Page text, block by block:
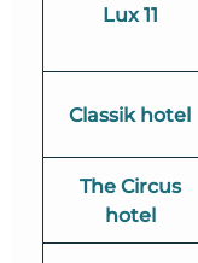
Lux 11
Classik hotel
The Circus
hotel